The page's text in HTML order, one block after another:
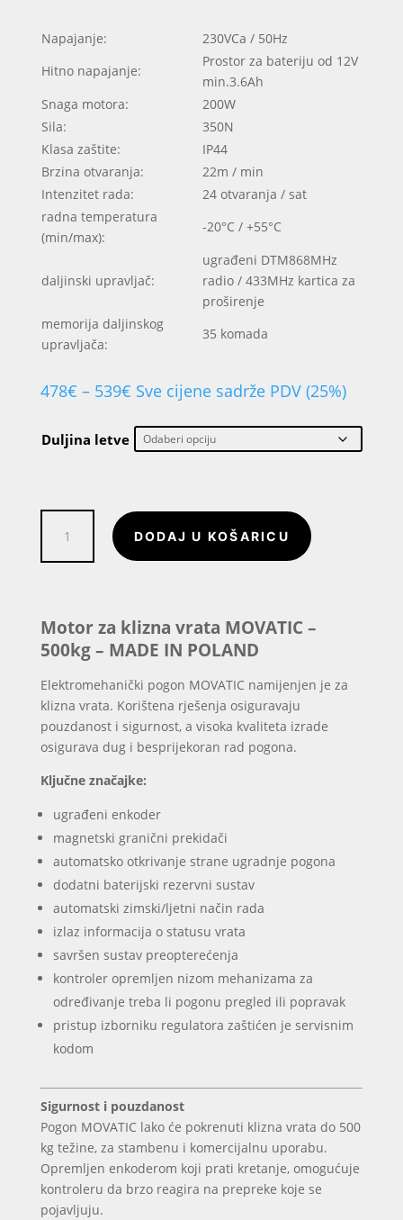
Napajanje:
230VCa / 50Hz
Hitno napajanje:
Prostor za bateriju od 12V
min.3.6Ah
Snaga motora:
200W
Sila:
350N
Klasa zaštite:
IP44
Brzina otvaranja:
22m / min
Intenzitet rada:
24 otvaranja / sat
radna temperatura
(min/max):
-20°C / +55°C
daljinski upravljač:
ugrađeni DTM868MHz
radio / 433MHz kartica za
proširenje
memorija daljinskog
upravljača:
35 komada
478€ – 539€Raspon
cijena:
od
478€
do
Sve cijene sadrže PDV (25%)
Duljina letve
klizna
-
500kg
količina
DODAJ U KOŠARICU
Motor za klizna vrata MOVATIC –
500kg – MADE IN POLAND
Elektromehanički pogon MOVATIC namijenjen je za
klizna vrata. Korištena rješenja osiguravaju
pouzdanost i sigurnost, a visoka kvaliteta izrade
osigurava dug i besprijekoran rad pogona.
Ključne značajke:
ugrađeni enkoder
magnetski granični prekidači
automatsko otkrivanje strane ugradnje pogona
dodatni baterijski rezervni sustav
automatski zimski/ljetni način rada
izlaz informacija o statusu vrata
savršen sustav preopterećenja
kontroler opremljen nizom mehanizama za
određivanje treba li pogonu pregled ili popravak
pristup izborniku regulatora zaštićen je servisnim
kodom
Sigurnost i pouzdanost
Pogon MOVATIC lako će pokrenuti klizna vrata do 500
kg težine, za stambenu i komercijalnu uporabu.
Opremljen enkoderom koji prati kretanje, omogućuje
kontroleru da brzo reagira na prepreke koje se
pojavljuju.